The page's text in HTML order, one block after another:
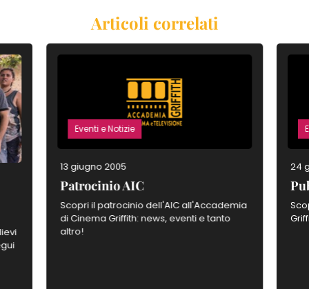
Articoli correlati
Eventi e Notizie
13 giugno 2005
Patrocinio AIC
Scopri il patrocinio dell'AIC all'Accademia
di Cinema Griffith: news, eventi e tanto
altro!
24